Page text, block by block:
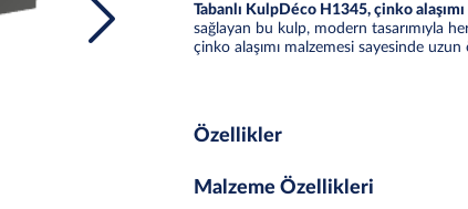
Tabanlı KulpDéco H1345, çinko
sağlayan bu kulp, modern tasarımıyla
çinko alaşımı malzemesi sayesinde
Özellikler
Malzeme Özellikleri